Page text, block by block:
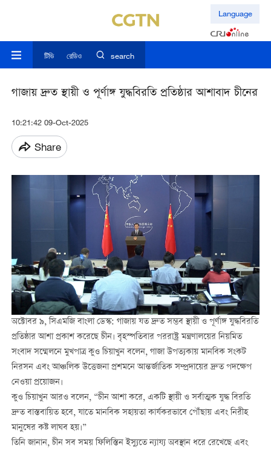
Language
টিভি রেডিও search
গাজায় দ্রুত স্থায়ী ও পূর্ণাঙ্গ যুদ্ধবিরতি প্রতিষ্ঠার আশাবাদ চীনের
10:21:42 09-Oct-2025
Share
অক্টোবর ৯, সিএমজি বাংলা ডেস্ক: গাজায় যত দ্রুত সম্ভব স্থায়ী ও পূর্ণাঙ্গ যুদ্ধবিরতি
প্রতিষ্ঠার আশা প্রকাশ করেছে চীন। বৃহস্পতিবার পররাষ্ট্র মন্ত্রণালয়ের নিয়মিত
সংবাদ সম্মেলনে মুখপাত্র কুও চিয়াখুন বলেন, গাজা উপত্যকায় মানবিক সংকট
নিরসন এবং আঞ্চলিক উত্তেজনা প্রশমনে আন্তর্জাতিক সম্প্রদায়ের দ্রুত পদক্ষেপ
নেওয়া প্রয়োজন।
কুও চিয়াখুন আরও বলেন, “চীন আশা করে, একটি স্থায়ী ও সর্বাত্মক যুদ্ধ বিরতি
দ্রুত বাস্তবায়িত হবে, যাতে মানবিক সহায়তা কার্যকরভাবে পৌঁছায় এবং নিরীহ
মানুষের কষ্ট লাঘব হয়।”
তিনি জানান, চীন সব সময় ফিলিস্তিন ইস্যুতে ন্যায্য অবস্থান ধরে রেখেছে এবং